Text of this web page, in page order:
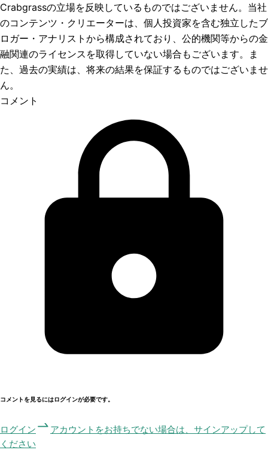
Crabgrassの立場を反映しているものではございません。当社
のコンテンツ・クリエーターは、個人投資家を含む独立したブ
ロガー・アナリストから構成されており、公的機関等からの金
融関連のライセンスを取得していない場合もございます。ま
た、過去の実績は、将来の結果を保証するものではございませ
ん。
コメント
コメントを見るにはログインが必要です。
ログイン
アカウントをお持ちでない場合は、サインアップして
ください